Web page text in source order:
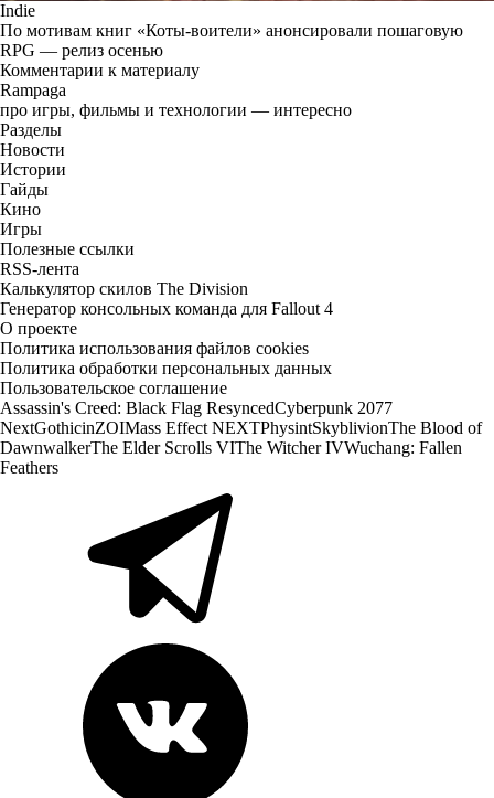
Indie
По мотивам книг «Коты-воители» анонсировали пошаговую
RPG — релиз осенью
Комментарии к материалу
Rampaga
про игры, фильмы и технологии — интересно
Разделы
Новости
Истории
Гайды
Кино
Игры
Полезные ссылки
RSS-лента
Калькулятор скилов The Division
Генератор консольных команда для Fallout 4
О проекте
Политика использования файлов cookies
Политика обработки персональных данных
Пользовательское соглашение
Assassin's Creed: Black Flag ResyncedCyberpunk 2077
NextGothicinZOIMass Effect NEXTPhysintSkyblivionThe Blood of
DawnwalkerThe Elder Scrolls VIThe Witcher IVWuchang: Fallen
Feathers